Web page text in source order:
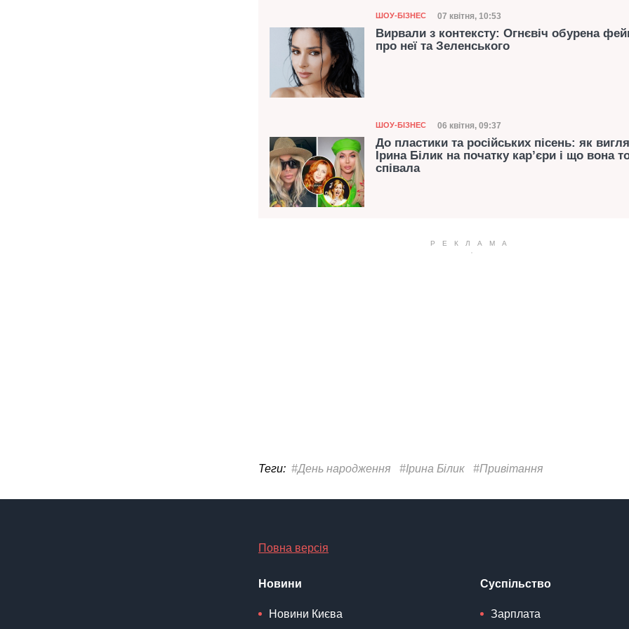
Категорія
ШОУ-БІЗНЕС Дата публікації
07 квітня, 10:53
Вирвали з контексту: Огнєвіч обурена
про неї та Зеленського
Категорія
ШОУ-БІЗНЕС Дата публікації
06 квітня, 09:37
До пластики та російських пісень: як
Ірина Білик на початку кар’єри і що вона
співала
Теги: #День народження #Ірина Білик #Привітання
Повна версія
Новини
Новини Києва
Суспільство
Зарплата